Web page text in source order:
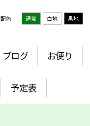
配色 通常 白地 黒地
ブログ お便り
予定表